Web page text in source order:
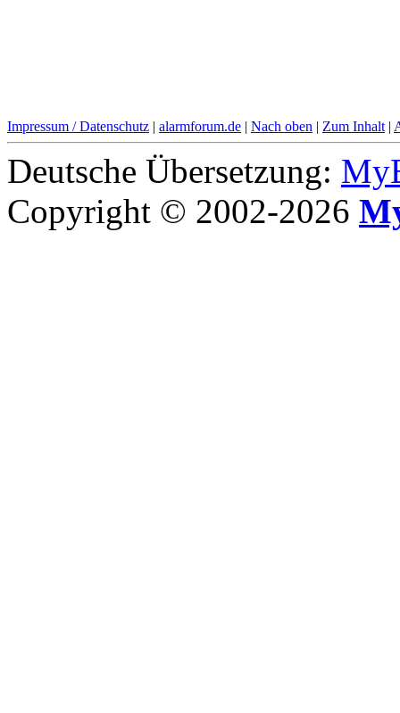
Impressum / Datenschutz | alarmforum.de | Nach oben | Zum Inhalt |
Deutsche Übersetzung:
Copyright © 2002-2026